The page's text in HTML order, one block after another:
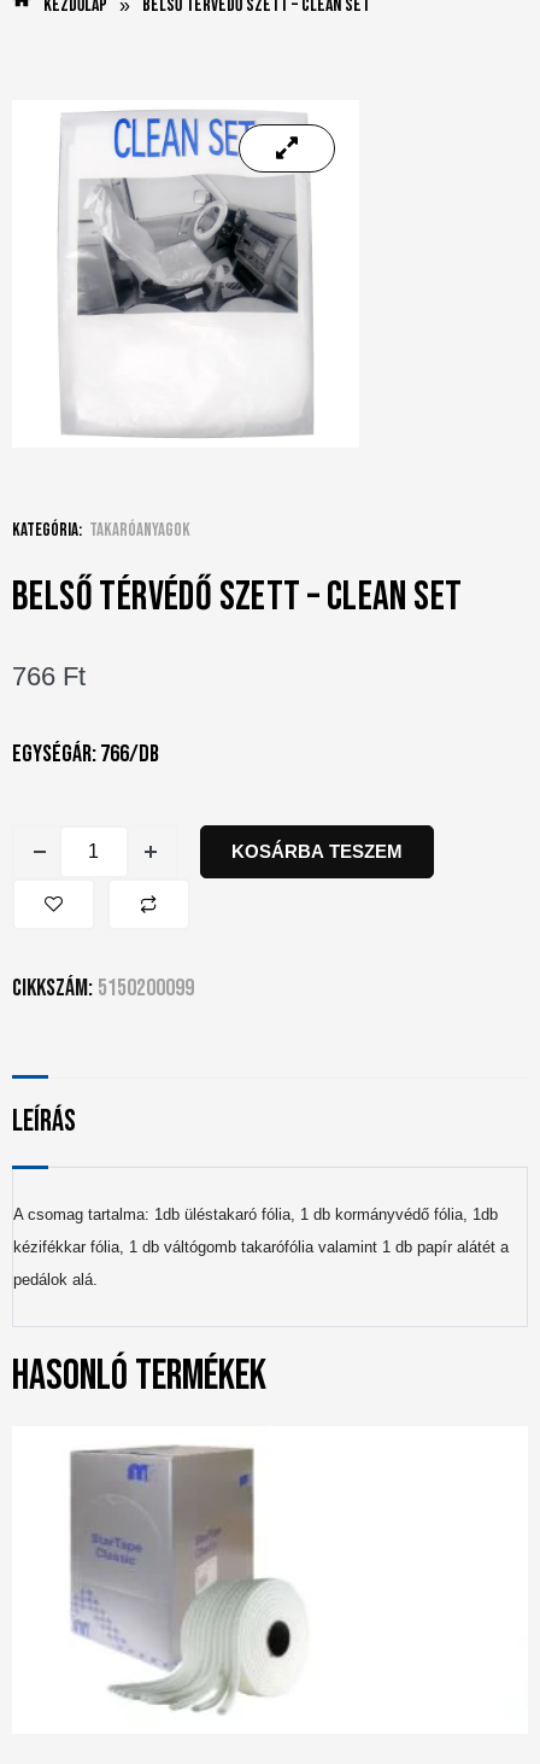
Kezdőlap » Belső térvédő szett – Clean Set
Kategória: Takaróanyagok
BELSŐ TÉRVÉDŐ SZETT – CLEAN SET
766 Ft
Egységár: 766/db
KOSÁRBA TESZEM
Cikkszám: 5150200099
Leírás
A csomag tartalma: 1db üléstakaró fólia, 1 db kormányvédő fólia, 1db
kézifékkar fólia, 1 db váltógomb takarófólia valamint 1 db papír alátét a
pedálok alá.
Hasonló termékek